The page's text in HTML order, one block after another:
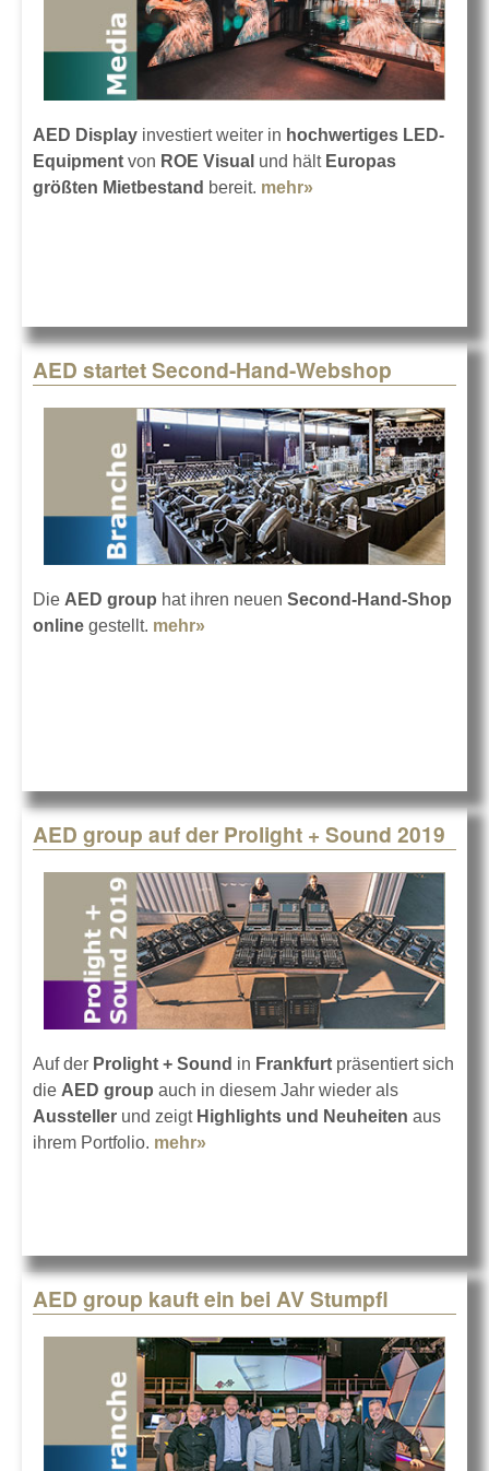
AED Display investiert weiter in hochwertiges LED-
Equipment von ROE Visual und hält Europas
größten Mietbestand bereit. mehr»
AED startet Second-Hand-Webshop
Die AED group hat ihren neuen Second-Hand-Shop
online gestellt. mehr»
AED group auf der Prolight + Sound 2019
Auf der Prolight + Sound in Frankfurt präsentiert sich
die AED group auch in diesem Jahr wieder als
Aussteller und zeigt Highlights und Neuheiten aus
ihrem Portfolio. mehr»
AED group kauft ein bei AV Stumpfl